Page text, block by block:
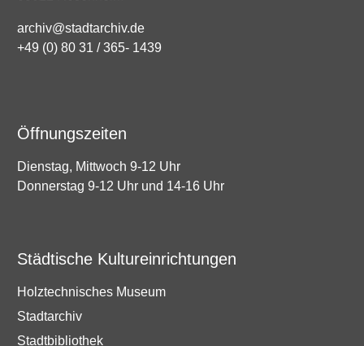
archiv@stadtarchiv.de
+49 (0) 80 31 / 365- 1439
Öffnungszeiten
Dienstag, Mittwoch 9-12 Uhr
Donnerstag 9-12 Uhr und 14-16 Uhr
Städtische Kultureinrichtungen
Holztechnisches Museum
Stadtarchiv
Stadtbibliothek